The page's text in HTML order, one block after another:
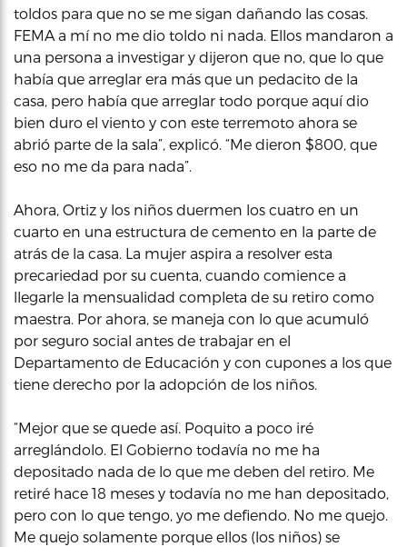
toldos para que no se me sigan dañando las cosas.
FEMA a mí no me dio toldo ni nada. Ellos mandaron a
una persona a investigar y dijeron que no, que lo que
había que arreglar era más que un pedacito de la
casa, pero había que arreglar todo porque aquí dio
bien duro el viento y con este terremoto ahora se
abrió parte de la sala”, explicó. “Me dieron $800, que
eso no me da para nada”.
Ahora, Ortiz y los niños duermen los cuatro en un
cuarto en una estructura de cemento en la parte de
atrás de la casa. La mujer aspira a resolver esta
precariedad por su cuenta, cuando comience a
llegarle la mensualidad completa de su retiro como
maestra. Por ahora, se maneja con lo que acumuló
por seguro social antes de trabajar en el
Departamento de Educación y con cupones a los que
tiene derecho por la adopción de los niños.
“Mejor que se quede así. Poquito a poco iré
arreglándolo. El Gobierno todavía no me ha
depositado nada de lo que me deben del retiro. Me
retiré hace 18 meses y todavía no me han depositado,
pero con lo que tengo, yo me defiendo. No me quejo.
Me quejo solamente porque ellos (los niños) se